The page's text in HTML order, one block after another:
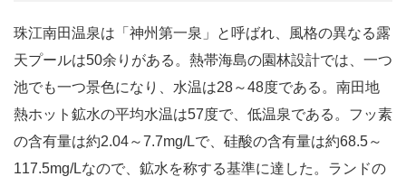
珠江南田温泉は「神州第一泉」と呼ばれ、風格の異なる露
天プールは50余りがある。熱帯海島の園林設計では、一つ
池でも一つ景色になり、水温は28～48度である。南田地
熱ホット鉱水の平均水温は57度で、低温泉である。フッ素
の含有量は約2.04～7.7mg/Lで、硅酸の含有量は約68.5～
117.5mg/Lなので、鉱水を称する基準に達した。ランドの